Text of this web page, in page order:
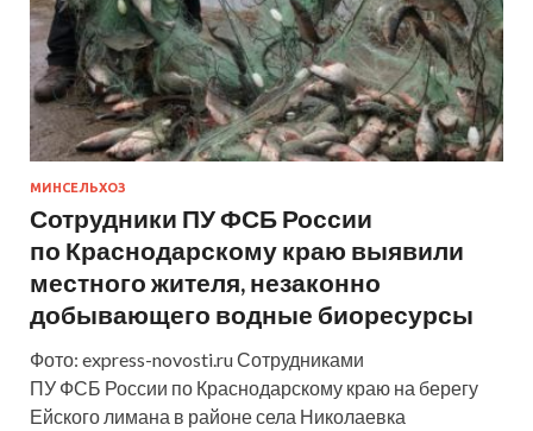
МИНСЕЛЬХОЗ
Сотрудники ПУ ФСБ России
по Краснодарскому краю выявили
местного жителя, незаконно
добывающего водные биоресурсы
Фото: express-novosti.ru Сотрудниками
ПУ ФСБ России по Краснодарскому краю на берегу
Ейского лимана в районе села Николаевка